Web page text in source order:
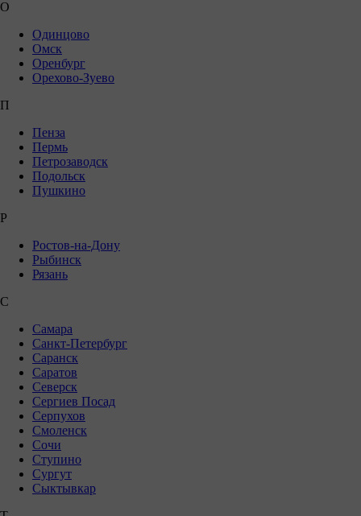
О
Одинцово
Омск
Оренбург
Орехово-Зуево
П
Пенза
Пермь
Петрозаводск
Подольск
Пушкино
Р
Ростов-на-Дону
Рыбинск
Рязань
С
Самара
Санкт-Петербург
Саранск
Саратов
Северск
Сергиев Посад
Серпухов
Смоленск
Сочи
Ступино
Сургут
Сыктывкар